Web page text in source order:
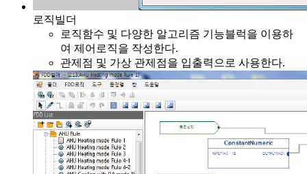
로직빌더
로직함수 및 다양한 알고리즘 기능블럭을 이용하
여 제어로직을 작성한다.
관제점 및 가상 관제점을 입출력으로 사용한다.